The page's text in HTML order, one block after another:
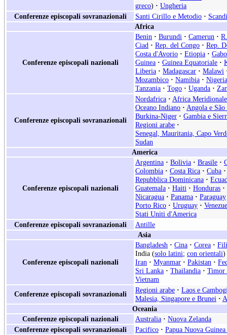
greco) · Ungheria
Conferenze episcopali sovranazionali
Santi Cirillo e Metodio ·
Africa
Conferenze episcopali nazionali
Benin · Burundi · Camerun ·
Ciad · Rep. del Congo · Rep.
Costa d'Avorio · Etiopia ·
Guinea · Guinea Equatoriale ·
Liberia · Madagascar · Malawi
Mozambico · Namibia · Nigeria
Tanzania · Togo · Uganda ·
Conferenze episcopali sovranazionali
Nordafrica · Africa Meridionale
Oceano Indiano · Angola e São
Burkina-Niger · Gambia e
Regioni arabe ·
Senegal, Mauritania, Capo
Sudan
America
Conferenze episcopali nazionali
Argentina · Bolivia · Brasile ·
Colombia · Costa Rica · Cuba ·
Repubblica Dominicana ·
Guatemala · Haiti · Honduras ·
Nicaragua · Panama · Paraguay
Porto Rico · Uruguay ·
Stati Uniti d'America
Conferenze episcopali sovranazionali
Antille
Asia
Conferenze episcopali nazionali
Bangladesh · Cina · Corea ·
India (solo latini; con orientali)
Iran · Myanmar · Pakistan ·
Sri Lanka · Thailandia · Timor
Vietnam
Conferenze episcopali sovranazionali
Regioni arabe · Laos e
Malesia, Singapore e Brunei ·
Oceania
Conferenze episcopali nazionali
Australia · Nuova Zelanda
Conferenze episcopali sovranazionali
Pacifico · Papua Nuova